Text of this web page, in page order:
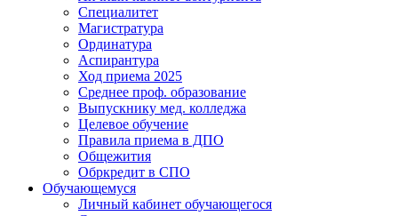
Специалитет
Магистратура
Ординатура
Аспирантура
Ход приема 2025
Среднее проф. образование
Выпускнику мед. колледжа
Целевое обучение
Правила приема в ДПО
Общежития
Обркредит в СПО
Обучающемуся
Личный кабинет обучающегося